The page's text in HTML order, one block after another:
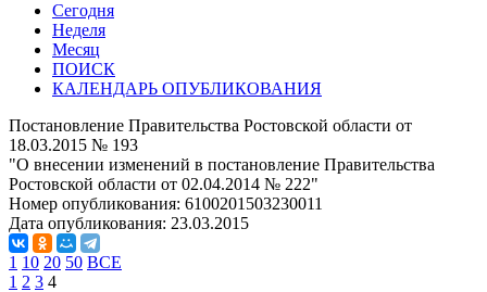
Сегодня
Неделя
Месяц
ПОИСК
КАЛЕНДАРЬ ОПУБЛИКОВАНИЯ
Постановление Правительства Ростовской области от
18.03.2015 № 193
"О внесении изменений в постановление Правительства
Ростовской области от 02.04.2014 № 222"
Номер опубликования: 6100201503230011
Дата опубликования: 23.03.2015
1 10 20 50 ВСЕ
1 2 3 4